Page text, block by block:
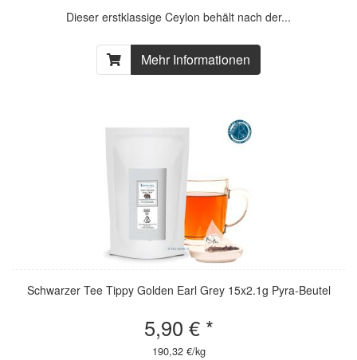
Dieser erstklassige Ceylon behält nach der...
Mehr Informationen
Schwarzer Tee Tippy Golden Earl Grey 15x2.1g Pyra-Beutel
5,90 € *
190,32 €/kg